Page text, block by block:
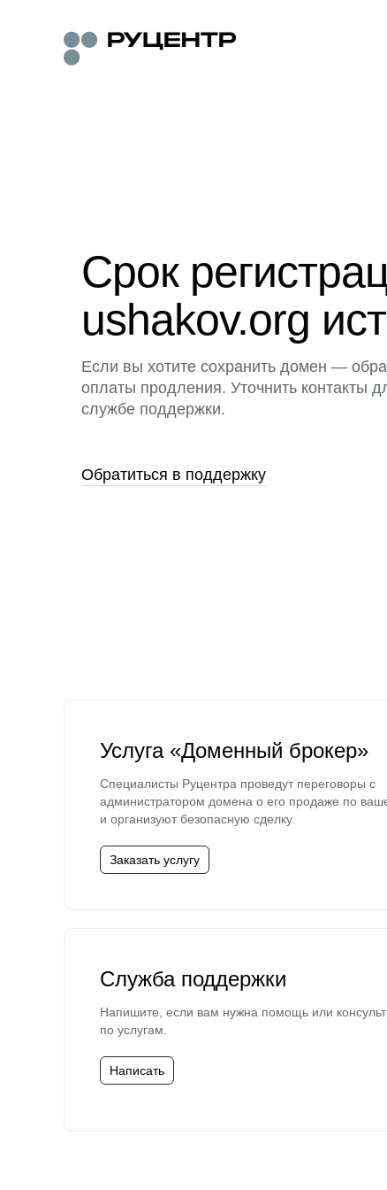
Срок
ushakov.org
Если вы хотите сохранить домен —
оплаты продления. Уточнить контакты
службе поддержки.
Обратиться в поддержку
Услуга «Доменный брокер»
Специалисты Руцентра проведут переговоры с
администратором домена о его продаже по
и организуют безопасную сделку.
Заказать услугу
Служба поддержки
Напишите, если вам нужна помощь или
по услугам.
Написать